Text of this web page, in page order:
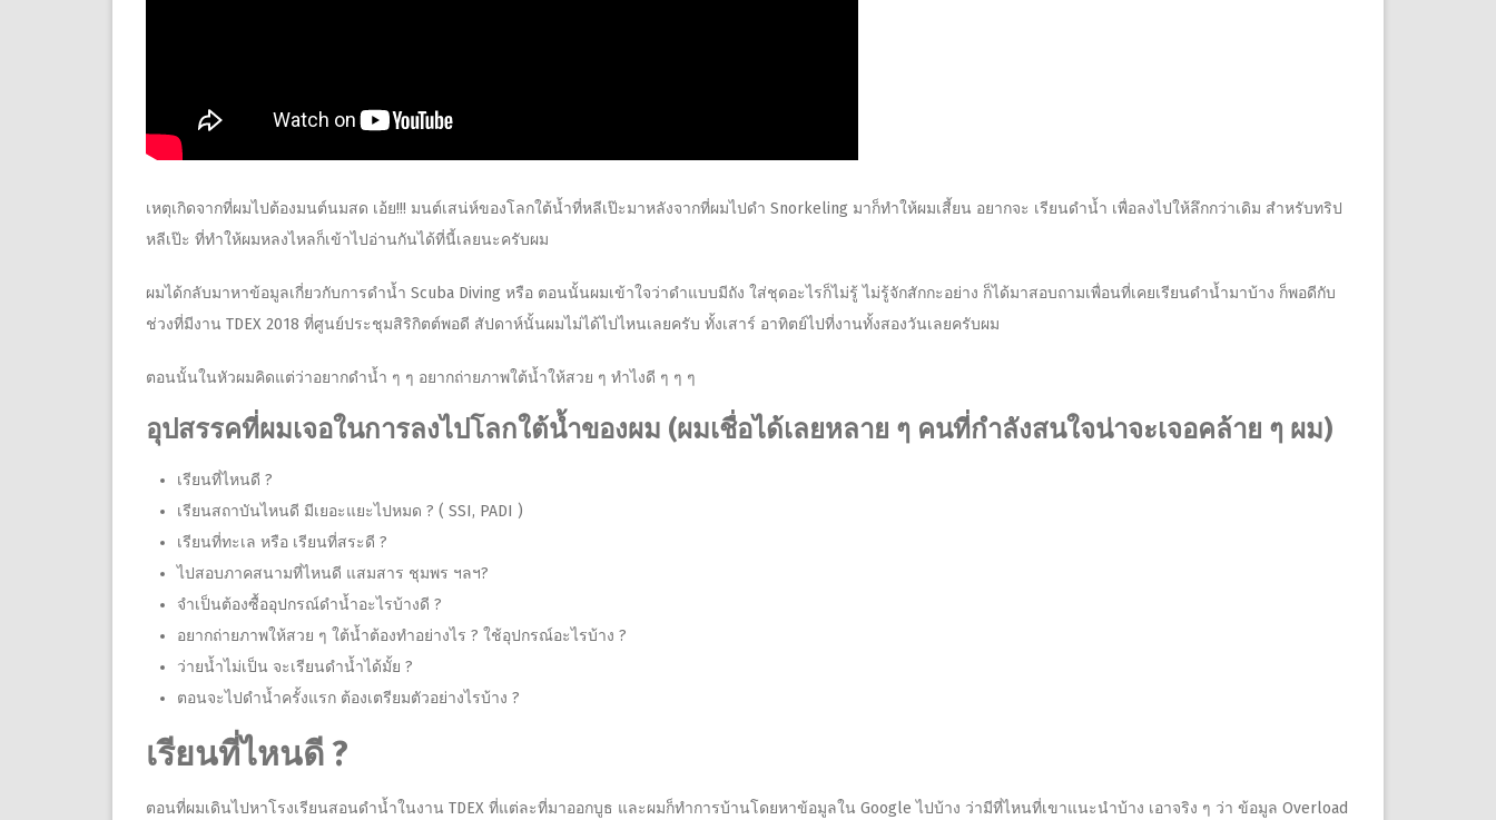
เหตุเกิดจากที่ผมไปต้องมนต์นมสด เอ้ย!!! มนต์เสน่ห์ของโลกใต้น้ำที่หลีเป๊ะมาหลังจากที่ผมไปดำ Snorkeling มาก็ทำให้ผมเสี้ยน อยากจะ เรียนดำน้ำ เพื่อลงไปให้ลึกกว่าเดิม สำหรับทริป
หลีเป๊ะ ที่ทำให้ผมหลงไหลก็เข้าไปอ่านกันได้ที่นี้เลยนะครับผม
ผมได้กลับมาหาข้อมูลเกี่ยวกับการดำน้ำ Scuba Diving หรือ ตอนนั้นผมเข้าใจว่าดำแบบมีถัง ใส่ชุดอะไรก็ไม่รู้ ไม่รู้จักสักกะอย่าง ก็ได้มาสอบถามเพื่อนที่เคยเรียนดำน้ำมาบ้าง ก็พอดีกับ
ช่วงที่มีงาน TDEX 2018 ที่ศูนย์ประชุมสิริกิตต์พอดี สัปดาห์นั้นผมไม่ได้ไปไหนเลยครับ ทั้งเสาร์ อาทิตย์​ไปที่งานทั้งสองวันเลยครับผม
ตอนนั้นในหัวผมคิดแต่ว่าอยากดำน้ำ ๆ ๆ อยากถ่ายภาพใต้น้ำให้สวย ๆ ทำไงดี ๆ ๆ ๆ
อุปสรรคที่ผมเจอในการลงไปโลกใต้น้ำของผม (ผมเชื่อได้เลยหลาย ๆ คนที่กำลังสนใจน่าจะเจอคล้าย ๆ ผม)
เรียนที่ไหนดี ?
เรียนสถาบันไหนดี มีเยอะแยะไปหมด ? ( SSI, PADI )
เรียนที่ทะเล หรือ เรียนที่สระดี ?
ไปสอบภาคสนามที่ไหนดี แสมสาร ชุมพร ฯลฯ​?
จำเป็นต้องซื้ออุปกรณ์ดำน้ำอะไรบ้างดี ?
อยากถ่ายภาพให้สวย ๆ ใต้น้ำต้องทำอย่างไร ? ใช้อุปกรณ์อะไรบ้าง ?
ว่ายน้ำไม่เป็น จะเรียนดำน้ำได้มั้ย ?
ตอนจะไปดำน้ำครั้งแรก ต้องเตรียมตัวอย่างไรบ้าง ?
เรียนที่ไหนดี ?
ตอนที่ผมเดินไปหาโรงเรียนสอนดำน้ำในงาน TDEX ที่แต่ละที่มาออกบูธ และผมก็ทำการบ้านโดยหาข้อมูลใน Google ไปบ้าง ว่ามีที่ไหนที่เขาแนะนำบ้าง เอาจริง ๆ ว่า ข้อมูล Overload